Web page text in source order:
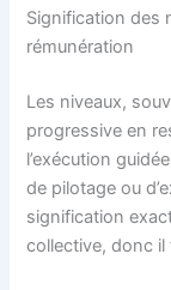
Signification des
rémunération
Les niveaux,
progressive en
l’exécution
de pilotage ou
signification
collective, donc il